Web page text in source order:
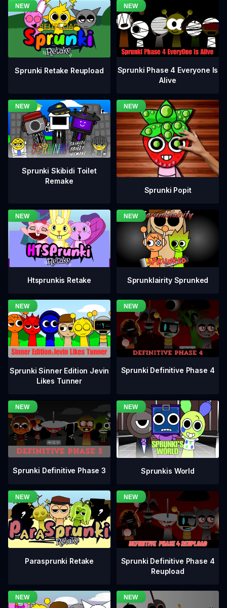
Sprunki Retake Reupload
Sprunki Phase 4 Everyone Is
Alive
Sprunki Skibidi Toilet
Remake
Sprunki Popit
Htsprunkis Retake Sprunklairity Sprunked
Sprunki Sinner Edition Jevin
Likes Tunner
Sprunki Definitive Phase 4
Sprunki Definitive Phase 3 Sprunkis World
Parasprunki Retake
Sprunki Definitive Phase 4
Reupload